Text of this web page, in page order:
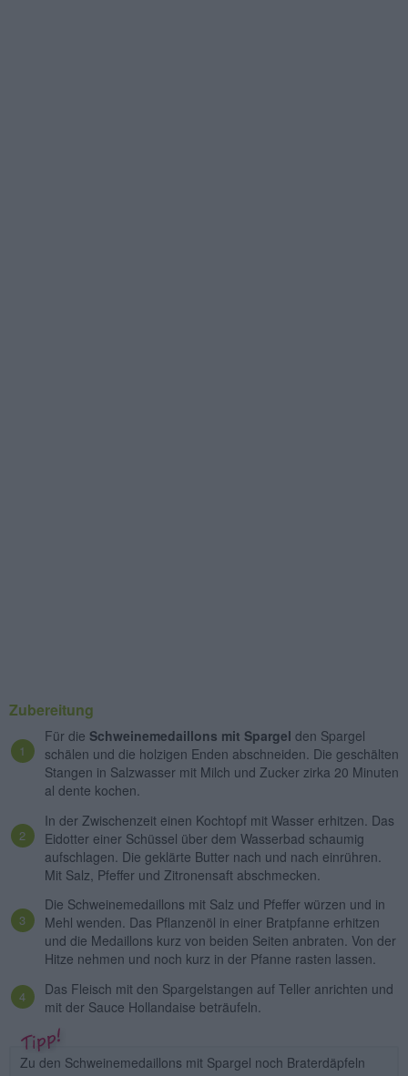
Zubereitung
Für die Schweinemedaillons mit Spargel den Spargel
schälen und die holzigen Enden abschneiden. Die geschälten
Stangen in Salzwasser mit Milch und Zucker zirka 20 Minuten
al dente kochen.
In der Zwischenzeit einen Kochtopf mit Wasser erhitzen. Das
Eidotter einer Schüssel über dem Wasserbad schaumig
aufschlagen. Die geklärte Butter nach und nach einrühren.
Mit Salz, Pfeffer und Zitronensaft abschmecken.
Die Schweinemedaillons mit Salz und Pfeffer würzen und in
Mehl wenden. Das Pflanzenöl in einer Bratpfanne erhitzen
und die Medaillons kurz von beiden Seiten anbraten. Von der
Hitze nehmen und noch kurz in der Pfanne rasten lassen.
Das Fleisch mit den Spargelstangen auf Teller anrichten und
mit der Sauce Hollandaise beträufeln.
Zu den Schweinemedaillons mit Spargel noch Braterdäpfeln